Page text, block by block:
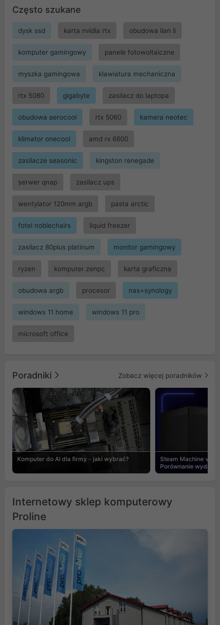
Często szukane
dysk ssd karta nvidia rtx obudowa lian li
komputer gamingowy panele fotowoltaiczne
myszka gamingowa klawiatura mechaniczna
rtx 5080 gigabyte zasilacz do laptopa
obudowa aerocool rtx 5060 kamera neotec
klimator onecool amd rx 6600
zasilacze seasonic kingston renegade
serwer qnap zasilacz ups
wentylator 120mm argb pasta arctic
fotel noblechairs liquid freezer
zasilacz 80plus platinum monitor gamingowy
ryzen komputer zenpc karta graficzna
obudowa argb procesor nas+synology
windows 11 home windows 11 pro
microsoft office
Poradniki Zobacz więcej poradników
Komputer do AI dla firmy - jaki wybrać?
Steam Machine vs
Porównanie
Internetowy sklep komputerowy
Proline